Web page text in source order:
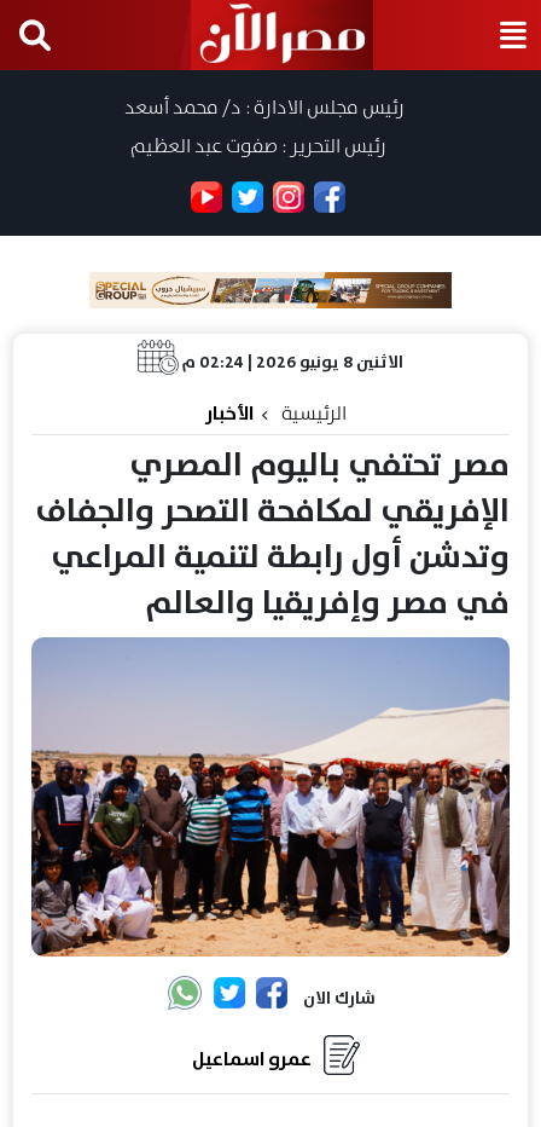
رئيس مجلس الادارة : د/ محمد أسعد
رئيس التحرير : صفوت عبد العظيم
الاثنين 8 يونيو 2026 | 02:24 م
الرئيسية الأخبار
مصر تحتفي باليوم المصري
الإفريقي لمكافحة التصحر والجفاف
وتدشن أول رابطة لتنمية المراعي
في مصر وإفريقيا والعالم
شارك الان
عمرو اسماعيل